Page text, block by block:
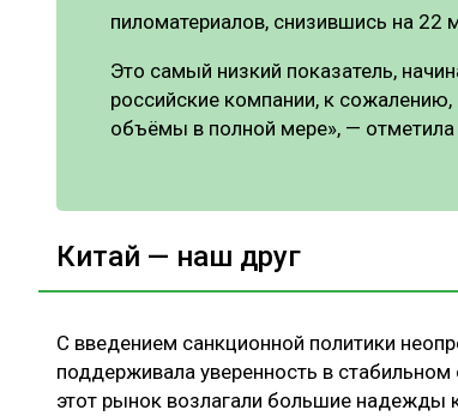
пиломатериалов, снизившись на 22
Это самый низкий показатель,
российские компании, к
объёмы в полной мере», —
Китай — наш друг
С введением санкционной политики
поддерживала уверенность в
этот рынок возлагали большие надежды